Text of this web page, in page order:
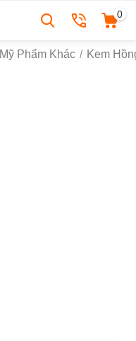
0
Mỹ Phẩm Khác / Kem